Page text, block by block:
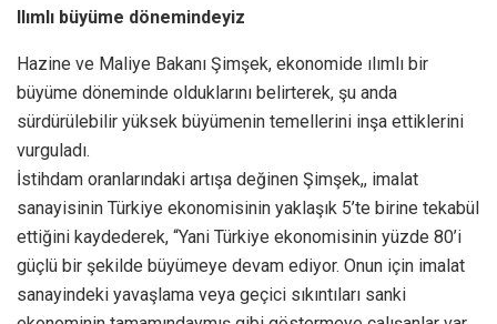
Ilımlı büyüme dönemindeyiz
Hazine ve Maliye Bakanı Şimşek, ekonomide ılımlı bir
büyüme döneminde olduklarını belirterek, şu anda
sürdürülebilir yüksek büyümenin temellerini inşa ettiklerini
vurguladı.
İstihdam oranlarındaki artışa değinen Şimşek,, imalat
sanayisinin Türkiye ekonomisinin yaklaşık 5’te birine tekabül
ettiğini kaydederek, “Yani Türkiye ekonomisinin yüzde 80’i
güçlü bir şekilde büyümeye devam ediyor. Onun için imalat
sanayindeki yavaşlama veya geçici sıkıntıları sanki